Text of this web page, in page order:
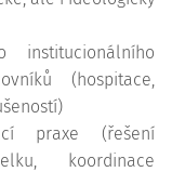
institucionálního
(hospitace,
praxe (řešení
koordinace